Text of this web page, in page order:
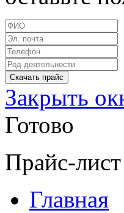
Закрыть
Готово
Прайс-
Главная